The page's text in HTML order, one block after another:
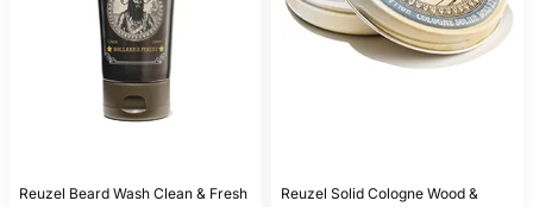
Reuzel Beard Wash Clean & Fresh
Reuzel Solid Cologne Wood &